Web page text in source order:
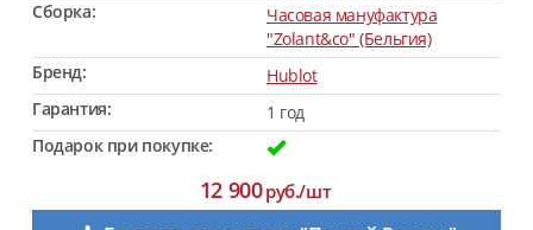
Сборка:
Часовая мануфактура
"Zolant&co" (Бельгия)
Бренд:
Hublot
Гарантия:
1 год
Подарок при покупке:
12 900руб./шт